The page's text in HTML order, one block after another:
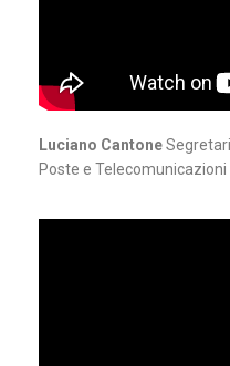
Luciano Cantone
Poste e Telecomunicazioni